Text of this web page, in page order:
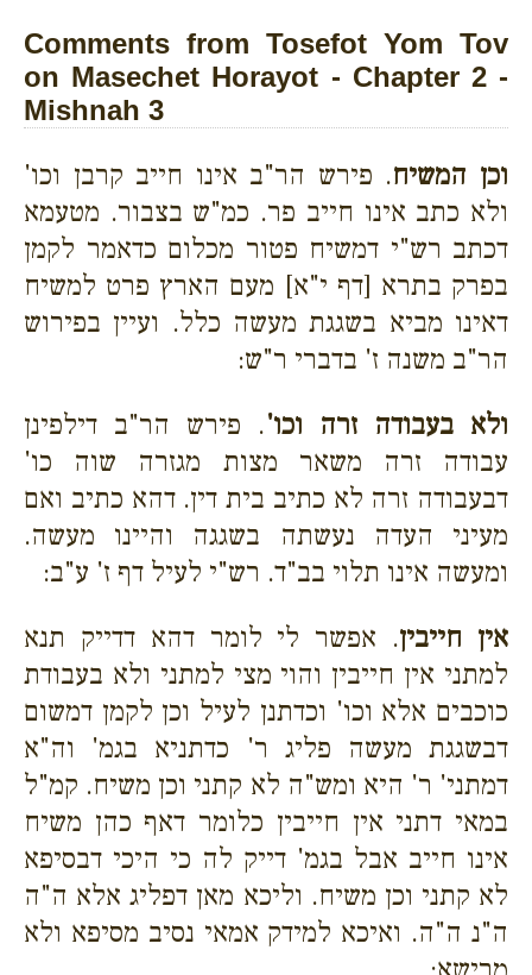
Comments from Tosefot Yom Tov
on Masechet Horayot - Chapter 2 -
Mishnah 3
וכן המשיח. פירש הר"ב אינו חייב קרבן וכו'
ולא כתב אינו חייב פר. כמ"ש בצבור. מטעמא
דכתב רש"י דמשיח פטור מכלום כדאמר לקמן
בפרק בתרא [דף י"א] מעם הארץ פרט למשיח
דאינו מביא בשגגת מעשה כלל. ועיין בפירוש
הר"ב משנה ז' בדברי ר"ש:
ולא בעבודה זרה וכו'. פירש הר"ב דילפינן
עבודה זרה משאר מצות מגזרה שוה כו'
דבעבודה זרה לא כתיב בית דין. דהא כתיב ואם
מעיני העדה נעשתה בשגגה והיינו מעשה.
ומעשה אינו תלוי בב"ד. רש"י לעיל דף ז' ע"ב:
אין חייבין. אפשר לי לומר דהא דדייק תנא
למתני אין חייבין והוי מצי למתני ולא בעבודת
כוכבים אלא וכו' וכדתנן לעיל וכן לקמן דמשום
דבשגגת מעשה פליג ר' כדתניא בגמ' וה"א
דמתני' ר' היא ומש"ה לא קתני וכן משיח. קמ"ל
במאי דתני אין חייבין כלומר דאף כהן משיח
אינו חייב אבל בגמ' דייק לה כי היכי דבסיפא
לא קתני וכן משיח. וליכא מאן דפליג אלא ה"ה
ה"נ ה"ה. ואיכא למידק אמאי נסיב מסיפא ולא